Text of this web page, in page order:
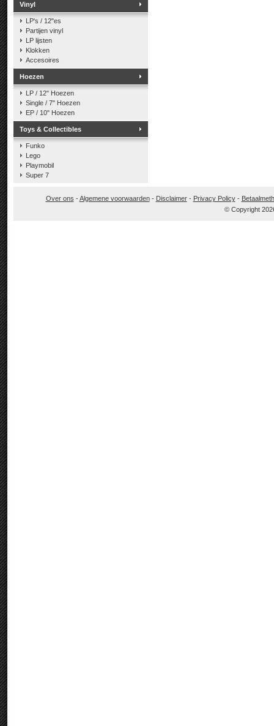
Vinyl
LP's / 12"es
Partijen vinyl
LP lijsten
Klokken
Accesoires
Hoezen
LP / 12" Hoezen
Single / 7" Hoezen
EP / 10" Hoezen
Toys & Collectibles
Funko
Lego
Playmobil
Super 7
Over ons -Algemene voorwaarden- Disclaimer- Privacy Policy-
© Copyright